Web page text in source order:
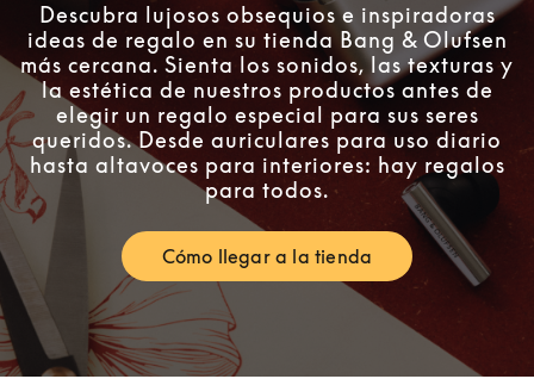
Descubra lujosos obsequios e inspiradoras
ideas de regalo en su tienda Bang & Olufsen
más cercana. Sienta los sonidos, las texturas y
la estética de nuestros productos antes de
elegir un regalo especial para sus seres
queridos. Desde auriculares para uso diario
hasta altavoces para interiores: hay regalos
para todos.
Cómo llegar a la tienda
Link Opens in New Tab